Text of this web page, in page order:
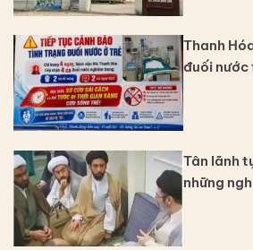
Thanh
đuối
Tân lãnh
những